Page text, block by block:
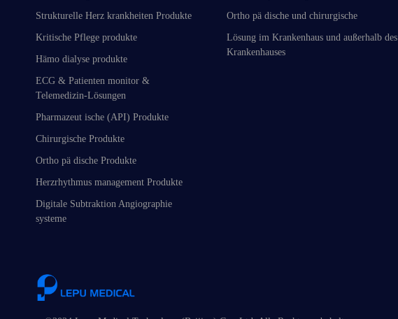
Strukturelle Herz krankheiten Produkte
Kritische Pflege produkte
Hämo dialyse produkte
ECG & Patienten monitor &
Telemedizin-Lösungen
Pharmazeut ische (API) Produkte
Chirurgische Produkte
Ortho pä dische Produkte
Herzrhythmus management Produkte
Digitale Subtraktion Angiographie
systeme
Ortho pä dische und chirurgische
Lösung im Krankenhaus und außerhalb des
Krankenhauses